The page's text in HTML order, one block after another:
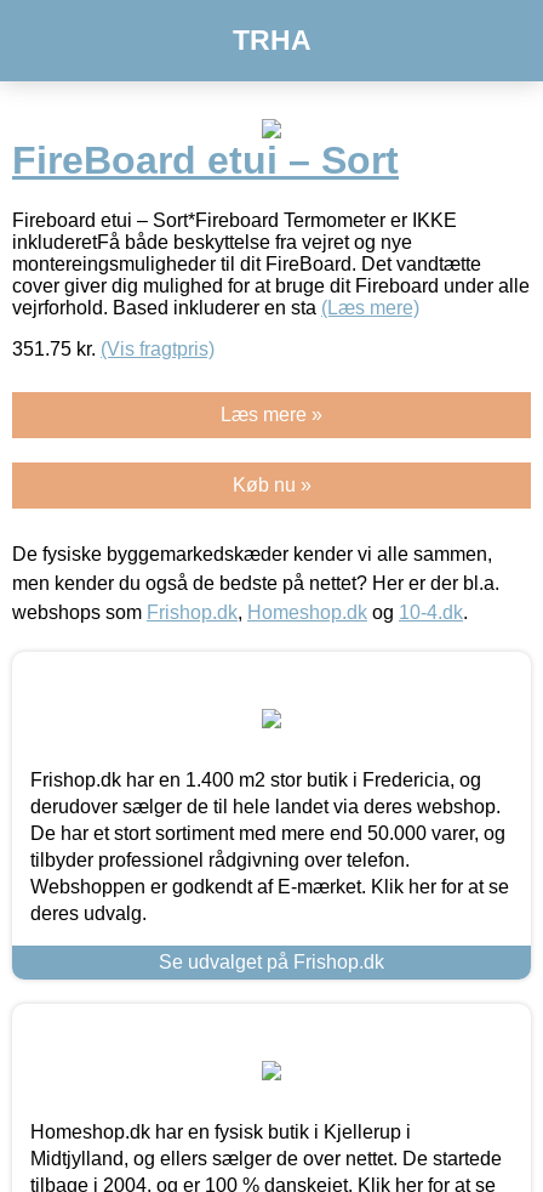
TRHA
FireBoard etui – Sort
Fireboard etui – Sort*Fireboard Termometer er IKKE
inkluderetFå både beskyttelse fra vejret og nye
montereingsmuligheder til dit FireBoard. Det vandtætte
cover giver dig mulighed for at bruge dit Fireboard under alle
vejrforhold. Based inkluderer en sta (Læs mere)
351.75 kr. (Vis fragtpris)
Læs mere »
Køb nu »
De fysiske byggemarkedskæder kender vi alle sammen,
men kender du også de bedste på nettet? Her er der bl.a.
webshops som Frishop.dk, Homeshop.dk og 10-4.dk.
Frishop.dk har en 1.400 m2 stor butik i Fredericia, og
derudover sælger de til hele landet via deres webshop.
De har et stort sortiment med mere end 50.000 varer, og
tilbyder professionel rådgivning over telefon.
Webshoppen er godkendt af E-mærket. Klik her for at se
deres udvalg.
Se udvalget på Frishop.dk
Homeshop.dk har en fysisk butik i Kjellerup i
Midtjylland, og ellers sælger de over nettet. De startede
tilbage i 2004, og er 100 % danskejet. Klik her for at se